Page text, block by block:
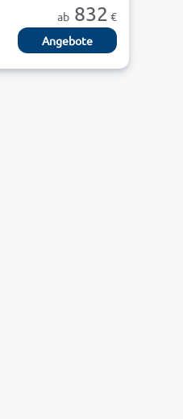
ab 832 €
Angebote